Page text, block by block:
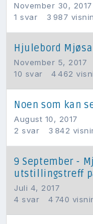
November 30, 2017
1 svar 3 987
Hjulebord
November 5, 2017
10 svar 4 462
Noen som kan
August 10, 2017
2 svar 3 842
9 September -
utstillingstreff
Juli 4, 2017
4 svar 4 740